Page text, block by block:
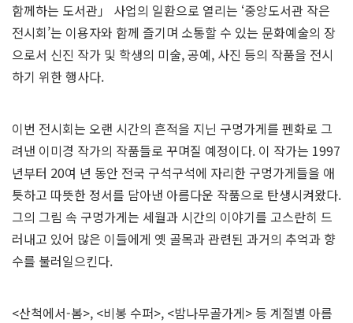
함께하는 도서관」 사업의 일환으로 열리는 ‘중앙도서관 작은
전시회’는 이용자와 함께 즐기며 소통할 수 있는 문화예술의 장
으로서 신진 작가 및 학생의 미술, 공예, 사진 등의 작품을 전시
하기 위한 행사다.
이번 전시회는 오랜 시간의 흔적을 지닌 구멍가게를 펜화로 그
려낸 이미경 작가의 작품들로 꾸며질 예정이다. 이 작가는 1997
년부터 20여 년 동안 전국 구석구석에 자리한 구멍가게들을 애
틋하고 따뜻한 정서를 담아낸 아름다운 작품으로 탄생시켜왔다.
그의 그림 속 구멍가게는 세월과 시간의 이야기를 고스란히 드
러내고 있어 많은 이들에게 옛 골목과 관련된 과거의 추억과 향
수를 불러일으킨다.
<산척에서-봄>, <비봉 수퍼>, <밤나무골가게> 등 계절별 아름